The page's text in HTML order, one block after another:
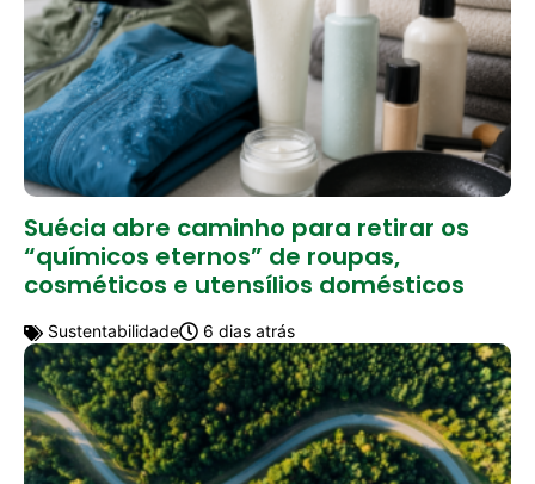
Suécia abre caminho para retirar os
“químicos eternos” de roupas,
cosméticos e utensílios domésticos
Sustentabilidade 6 dias atrás